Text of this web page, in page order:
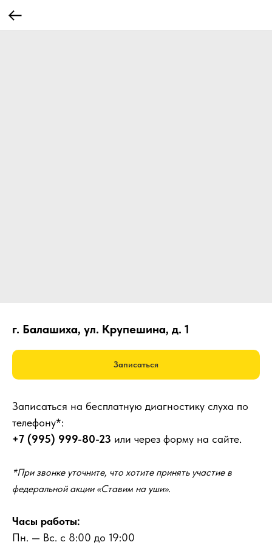
г. Балашиха, ул. Крупешина, д. 1
Записаться
Записаться на бесплатную диагностику слуха по
телефону*:
+7 (995) 999-80-23 или через форму на сайте.
*При звонке уточните, что хотите принять участие в
федеральной акции «Ставим на уши».
Часы работы:
Пн. — Вс. с 8:00 до 19:00